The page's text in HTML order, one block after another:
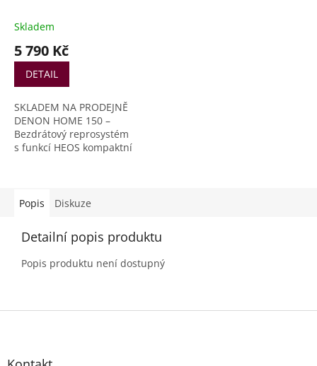
Skladem
5 790 Kč
DETAIL
SKLADEM NA PRODEJNĚ
DENON HOME 150 –
Bezdrátový reprosystém
s funkcí HEOS kompaktní
systému v celé domácnosti.
jejich pomocí můžete
nejoblíbenějších hudebních
Popis Diskuze
Detailní popis produktu
Popis produktu není dostupný
Z